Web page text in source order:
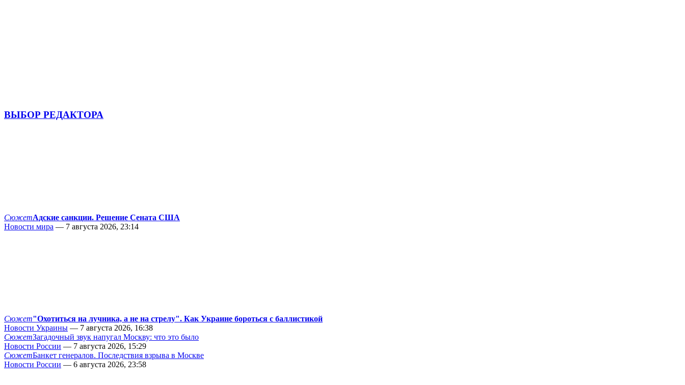
ВЫБОР РЕДАКТОРА
СюжетАдские санкции. Решение Сената США
Новости мира — 7 августа 2026, 23:14
Сюжет"Охотиться на лучника, а не на стрелу". Как Украине бороться с баллистикой
Новости Украины — 7 августа 2026, 16:38
СюжетЗагадочный звук напугал Москву: что это было
Новости России — 7 августа 2026, 15:29
СюжетБанкет генералов. Последствия взрыва в Москве
Новости России — 6 августа 2026, 23:58